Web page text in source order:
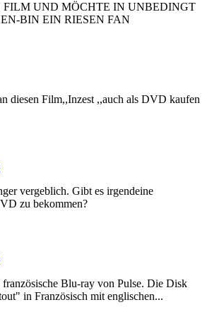
FILM UND MÖCHTE IN UNBEDINGT
BIN EIN RIESEN FAN
diesen Film,,Inzest ,,auch als DVD kaufen
vergeblich. Gibt es irgendeine
zu bekommen?
Blu-ray von Pulse. Die Disk
in Französisch mit englischen...